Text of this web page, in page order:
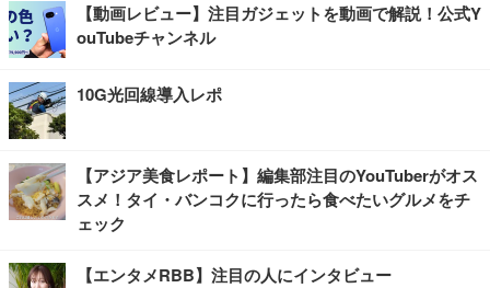
【動画レビュー】注目ガジェットを動画で解説！公式Y
ouTubeチャンネル
10G光回線導入レポ
【アジア美食レポート】編集部注目のYouTuberがオス
スメ！タイ・バンコクに行ったら食べたいグルメをチ
ェック
【エンタメRBB】注目の人にインタビュー